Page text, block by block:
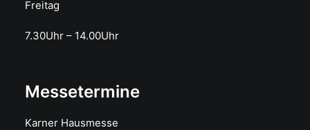
Freitag
7.30Uhr – 14.00Uhr
Messetermine
Karner Hausmesse